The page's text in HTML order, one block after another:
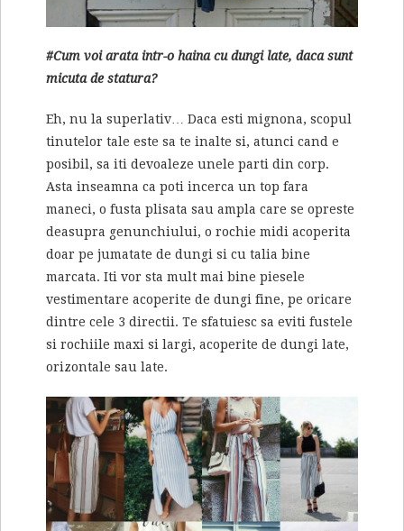
#Cum voi arata intr-o haina cu dungi late, daca sunt
micuta de statura?
Eh, nu la superlativ… Daca esti mignona, scopul
tinutelor tale este sa te inalte si, atunci cand e
posibil, sa iti devoaleze unele parti din corp.
Asta inseamna ca poti incerca un top fara
maneci, o fusta plisata sau ampla care se opreste
deasupra genunchiului, o rochie midi acoperita
doar pe jumatate de dungi si cu talia bine
marcata. Iti vor sta mult mai bine piesele
vestimentare acoperite de dungi fine, pe oricare
dintre cele 3 directii. Te sfatuiesc sa eviti fustele
si rochiile maxi si largi, acoperite de dungi late,
orizontale sau late.